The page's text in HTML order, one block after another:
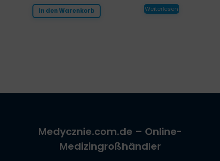
Weiterlesen
In den Warenkorb
Medycznie.com.de – Online-
Medizingroßhändler